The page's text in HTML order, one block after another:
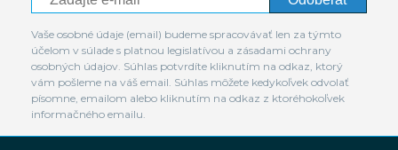
Vaše osobné údaje (email) budeme spracovávať len za týmto
účelom v súlade s platnou legislatívou a zásadami ochrany
osobných údajov. Súhlas potvrdíte kliknutím na odkaz, ktorý
vám pošleme na váš email. Súhlas môžete kedykoľvek odvolať
písomne, emailom alebo kliknutím na odkaz z ktoréhokoľvek
informačného emailu.